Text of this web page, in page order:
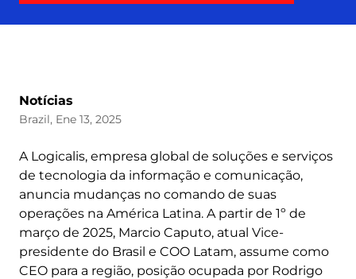
Notícias
Brazil, Ene 13, 2025
A Logicalis, empresa global de soluções e serviços
de tecnologia da informação e comunicação,
anuncia mudanças no comando de suas
operações na América Latina. A partir de 1º de
março de 2025, Marcio Caputo, atual Vice-
presidente do Brasil e COO Latam, assume como
CEO para a região, posição ocupada por Rodrigo